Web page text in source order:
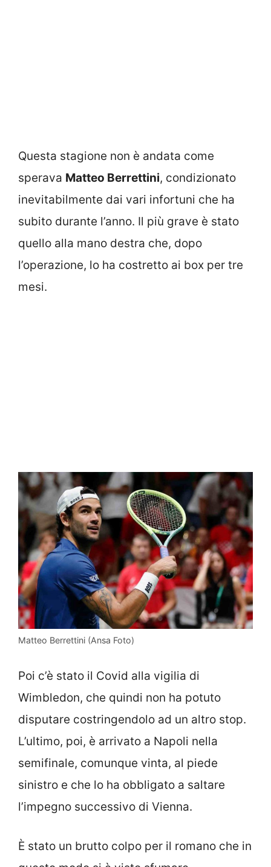
Questa stagione non è andata come
sperava Matteo Berrettini, condizionato
inevitabilmente dai vari infortuni che ha
subito durante l’anno. Il più grave è stato
quello alla mano destra che, dopo
l’operazione, lo ha costretto ai box per tre
mesi.
Matteo Berrettini (Ansa Foto)
Poi c’è stato il Covid alla vigilia di
Wimbledon, che quindi non ha potuto
disputare costringendolo ad un altro stop.
L’ultimo, poi, è arrivato a Napoli nella
semifinale, comunque vinta, al piede
sinistro e che lo ha obbligato a saltare
l’impegno successivo di Vienna.
È stato un brutto colpo per il romano che in